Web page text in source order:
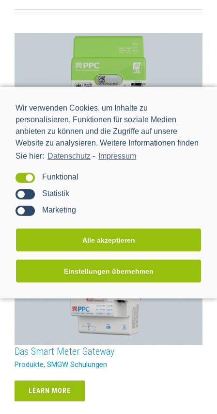
Wir verwenden Cookies, um Inhalte zu
personalisieren, Funktionen für soziale Medien
anbieten zu können und die Zugriffe auf unsere
Website zu analysieren. Weitere Informationen finden
Sie hier: Datenschutz - Impressum
Funktional
Statistik
Marketing
Alle akzeptieren
Einstellungen übernehmen
CLS Adapter Submetering
CLS-Produkte,Lösungen: Submetering,Produkte
LEARN MORE
Das Smart Meter Gateway
Produkte, SMGW Schulungen
LEARN MORE